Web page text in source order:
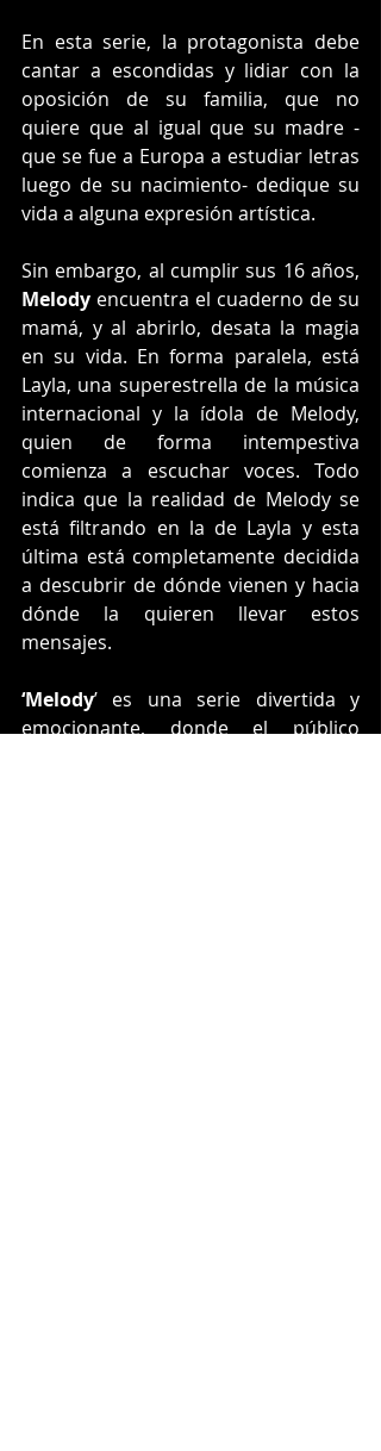
En esta serie, la protagonista debe
cantar a escondidas y lidiar con la
oposición de su familia, que no
quiere que al igual que su madre -
que se fue a Europa a estudiar letras
luego de su nacimiento- dedique su
vida a alguna expresión artística.
Melody encuentra el cuaderno de su
mamá, y al abrirlo, desata la magia
en su vida. En forma paralela, está
Layla, una superestrella de la música
internacional y la ídola de Melody,
quien de forma intempestiva
comienza a escuchar voces. Todo
indica que la realidad de Melody se
está filtrando en la de Layla y esta
última está completamente decidida
a descubrir de dónde vienen y hacia
dónde la quieren llevar estos
mensajes.
‘Melody’ es una serie divertida y
emocionante, donde el público